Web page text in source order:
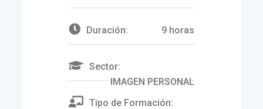
Duración: 9 horas
Sector:
IMAGEN PERSONAL
Tipo de Formación: